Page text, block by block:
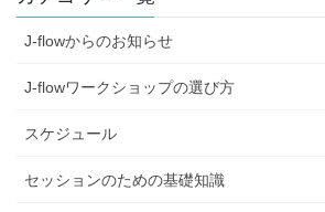
J-flowからのお知らせ
J-flowワークショップの選び方
スケジュール
セッションのための基礎知識